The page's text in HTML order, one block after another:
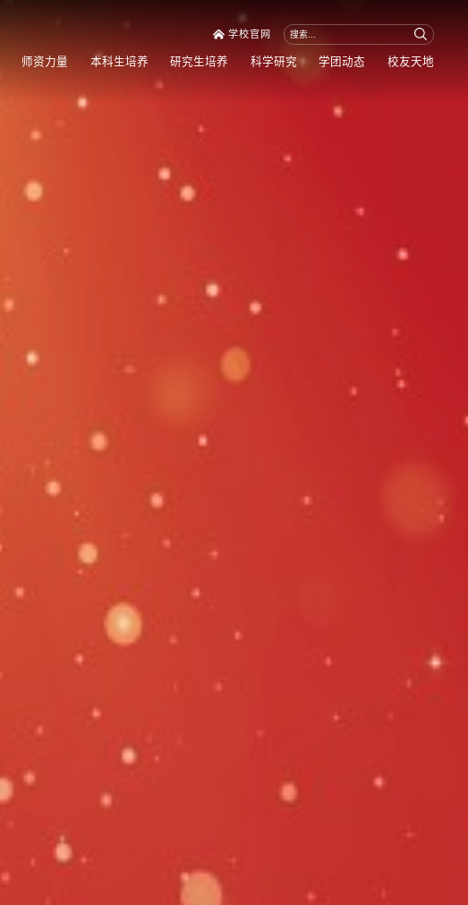
学校官网
师资力量 本科生培养 研究生培养 科学研究 学团动态 校友天地